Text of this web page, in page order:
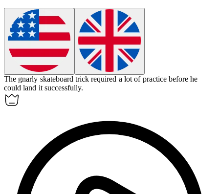
The gnarly skateboard trick required a lot of practice before he
could land it successfully.